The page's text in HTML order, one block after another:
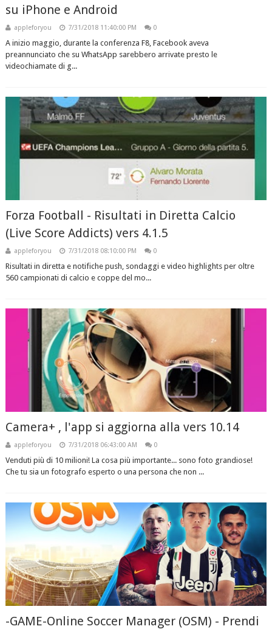
su iPhone e Android
appleforyou 7/31/2018 11:40:00 PM 0
A inizio maggio, durante la conferenza F8, Facebook aveva
preannunciato che su WhatsApp sarebbero arrivate presto le
videochiamate di g...
Forza Football - Risultati in Diretta Calcio
(Live Score Addicts) vers 4.1.5
appleforyou 7/31/2018 08:10:00 PM 0
Risultati in diretta e notifiche push, sondaggi e video highlights per oltre
560 campionati di calcio e coppe del mo...
Camera+ , l'app si aggiorna alla vers 10.14
appleforyou 7/31/2018 06:43:00 AM 0
Venduti più di 10 milioni! La cosa più importante... sono foto grandiose!
Che tu sia un fotografo esperto o una persona che non ...
-GAME-Online Soccer Manager (OSM) - Prendi